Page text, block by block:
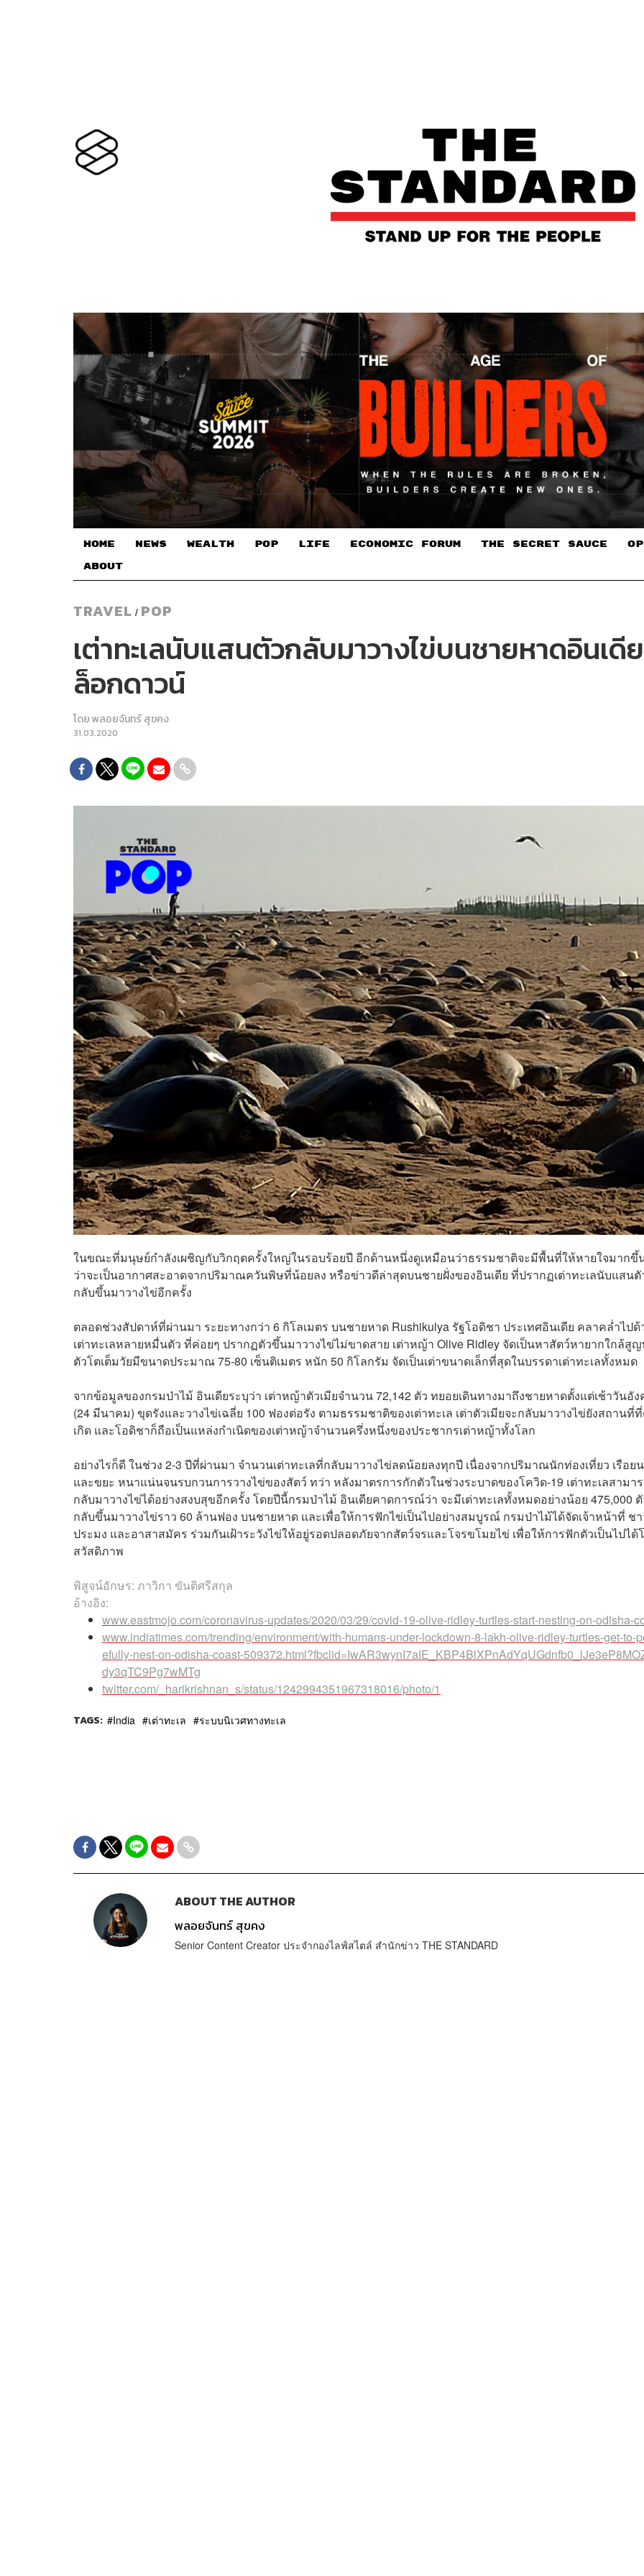
HOME NEWS WEALTH POP LIFE ECONOMIC FORUM THE SECRET SAUCE​
ABOUT
TRAVEL / POP
เต่าทะเลนับแสนตัวกลับมาวางไข่บนชายหาดอินเ
ล็อกดาวน์
โดยพลอยจันทร์ สุขคง
31.03.2020
ในขณะที่มนุษย์กำลังเผชิญกับวิกฤตครั้งใหญ่ในรอบร้อยปี อีกด้านหนึ่งดูเหมือนว่าธรรมชาติจะมีพื้นที่ให้หายใจมากขึ้
ว่าจะเป็นอากาศสะอาดจากปริมาณควันพิษที่น้อยลง หรือข่าวดีล่าสุดบนชายฝั่งของอินเดีย ที่ปรากฏเต่าทะเลนับแสนตั
กลับขึ้นมาวางไข่อีกครั้ง
ตลอดช่วงสัปดาห์ที่ผ่านมา ระยะทางกว่า 6 กิโลเมตร บนชายหาด Rushikulya รัฐโอดิชา ประเทศอินเดีย คลาคล่ำไปด้
เต่าทะเลหลายหมื่นตัว ที่ค่อยๆ ปรากฏตัวขึ้นมาวางไข่ไม่ขาดสาย เต่าหญ้า Olive Ridley จัดเป็นหาสัตว์หายากใกล้สู
ตัวโตเต็มวัยมีขนาดประมาณ 75-80 เซ็นติเมตร หนัก 50 กิโลกรัม จัดเป็นเต่าขนาดเล็กที่สุดในบรรดาเต่าทะเลทั้งหมด
จากข้อมูลของกรมป่าไม้ อินเดียระบุว่า เต่าหญ้าตัวเมียจำนวน 72,142 ตัว ทยอยเดินทางมาถึงชายหาดตั้งแต่เช้าวันอัง
(24 มีนาคม) ขุดรังและวางไข่เฉลี่ย 100 ฟองต่อรัง ตามธรรมชาติของเต่าทะเล เต่าตัวเมียจะกลับมาวางไข่ยังสถานที่
เกิด และโอดิชาก็ถือเป็นแหล่งกำเนิดของเต่าหญ้าจำนวนครึ่งหนึ่งของประชากรเต่าหญ้าทั้งโลก
อย่างไรก็ดี ในช่วง 2-3 ปีที่ผ่านมา จำนวนเต่าทะเลที่กลับมาวางไข่ลดน้อยลงทุกปี เนื่องจากปริมาณนักท่องเที่ยว เรือย
และขยะ หนาแน่นจนรบกวนการวางไข่ของสัตว์ ทว่า หลังมาตรการกักตัวในช่วงระบาดของโควิด-19 เต่าทะเลสามา
กลับมาวางไข่ได้อย่างสงบสุขอีกครั้ง โดยปีนี้กรมป่าไม้ อินเดียคาดการณ์ว่า จะมีเต่าทะเลทั้งหมดอย่างน้อย 475,000
กลับขึ้นมาวางไข่ราว 60 ล้านฟอง บนชายหาด และเพื่อให้การฟักไข่เป็นไปอย่างสมบูรณ์ กรมป่าไม้ได้จัดเจ้าหน้าที่ ช
ประมง และอาสาสมัคร ร่วมกันเฝ้าระวังไข่ให้อยู่รอดปลอดภัยจากสัตว์จรและโจรขโมยไข่ เพื่อให้การฟักตัวเป็นไปได้
สวัสดิภาพ
พิสูจน์อักษร: ภาวิกา ขันติศรีสกุล
อ้างอิง:
www.eastmojo.com/coronavirus-updates/2020/03/29/covid-19-olive-ridley-turtles-start-nesting-on-odisha-
www.indiatimes.com/trending/environment/with-humans-under-lockdown-8-lakh-olive-ridley-turtles-get-to-
efully-nest-on-odisha-coast-
dy3qTC9Pg7wMTg
twitter.com/_harikrishnan_s/status/1242994351967318016/photo/1
TAGS: India เต่าทะเล ระบบนิเวศทางทะเล
ABOUT THE AUTHOR
พลอยจันทร์ สุขคง
Senior Content Creator ประจำกองไลฟ์สไตล์ สำนักข่าว THE STANDARD